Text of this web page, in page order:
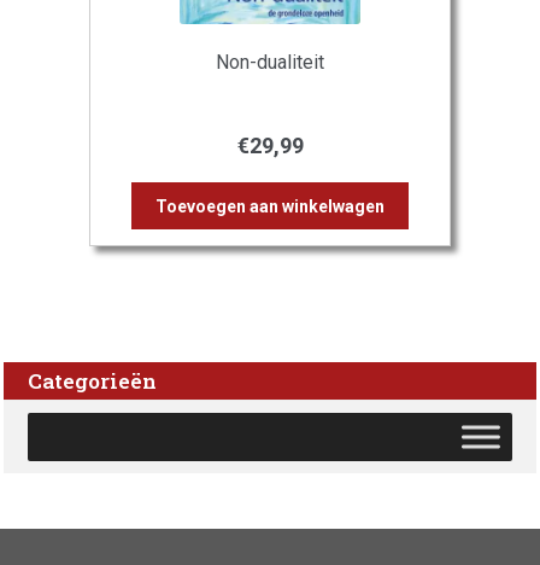
Non-dualiteit
€29,99
Toevoegen aan winkelwagen
Categorieën